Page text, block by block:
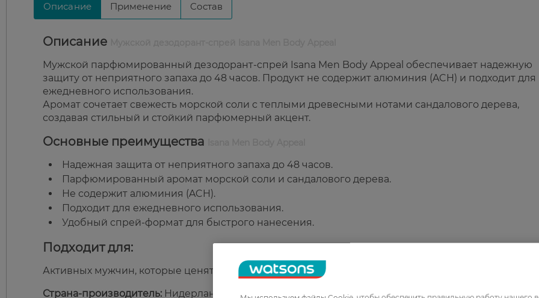
Описание Применение Состав
Описание
Мужской парфюмированный дезодорант-спрей Isana Men Body Appeal обеспечивает надежную
защиту от неприятного запаха до 48 часов. Продукт не содержит алюминия (ACH) и подходит для
ежедневного использования.
Аромат сочетает свежесть морской соли с теплыми древесными нотами сандалового дерева,
создавая стильный и стойкий парфюмерный акцент.
Основные преимущества
Надежная защита от неприятного запаха до 48 часов.
Парфюмированный аромат морской соли и сандалового дерева.
Не содержит алюминия (ACH).
Подходит для ежедневного использования.
Удобный спрей-формат для быстрого нанесения.
Подходит для:
Активных мужчин, которые ценят свежесть и ухоженность на весь день.
Страна-производитель: Нидерланды